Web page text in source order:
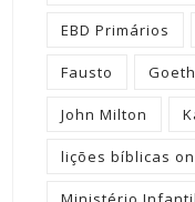
EBD Primários
Fausto
John Milton
lições bíblicas